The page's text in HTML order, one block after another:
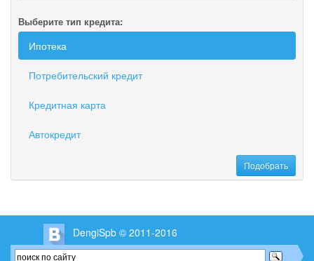
Выберите тип кредита:
Ипотека
Потребительский кредит
Кредитная карта
Автокредит
DengiSpb © 2011-2016